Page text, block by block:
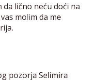
da lično neću doći na
molim da me
pozorja Selimira